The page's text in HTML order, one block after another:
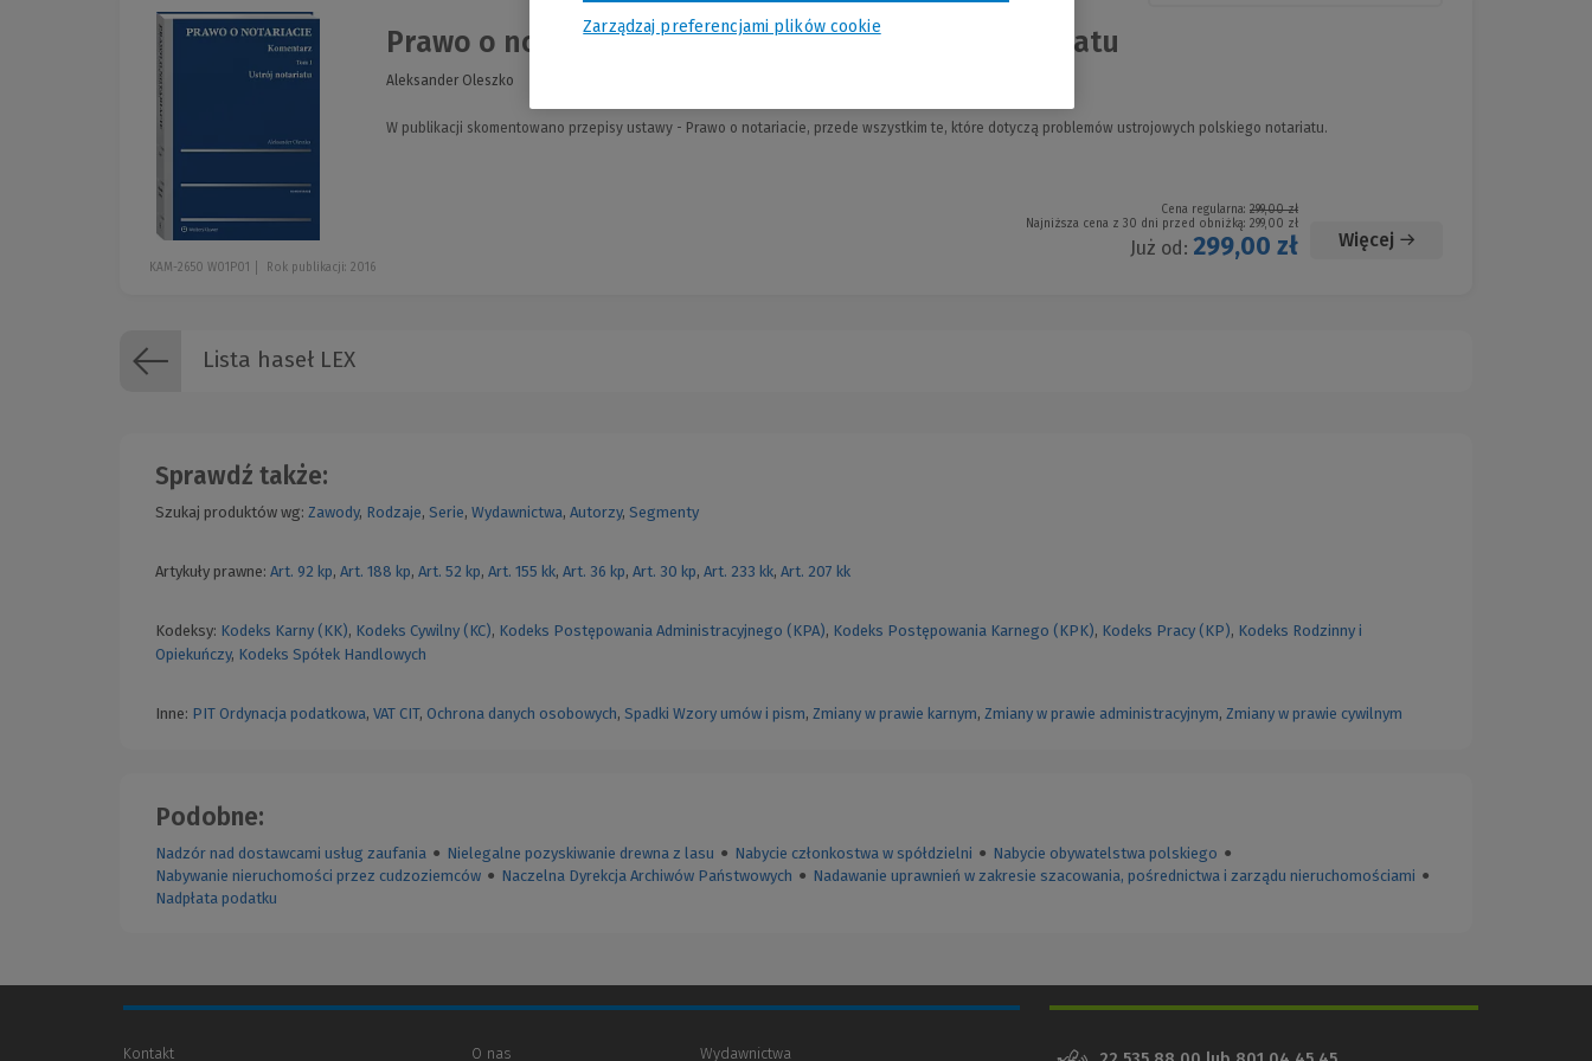
Prawo o notariacie. Komentarz. Tom I. Ustrój notariatu
Aleksander Oleszko
W publikacji skomentowano przepisy ustawy - Prawo o notariacie, przede wszystkim te, które dotyczą problemów ustrojowych polskiego notariatu.
Cena regularna: 299,00 zł
Najniższa cena z 30 dni przed obniżką: 299,00 zł
Już od: 299,00 zł Więcej
KAM-2650 W01P01 Rok publikacji: 2016
Lista haseł LEX
Sprawdź także:
Szukaj produktów wg: Zawody, Rodzaje, Serie, Wydawnictwa, Autorzy, Segmenty
Artykuły prawne: Art. 92 kp, Art. 188 kp, Art. 52 kp, Art. 155 kk, Art. 36 kp, Art. 30 kp, Art. 233 kk, Art. 207 kk
Kodeksy: Kodeks Karny (KK), Kodeks Cywilny (KC), Kodeks Postępowania Administracyjnego (KPA), Kodeks Postępowania Karnego (KPK), Kodeks Pracy (KP), Kodeks Rodzinny i
Opiekuńczy, Kodeks Spółek Handlowych
Inne: PIT Ordynacja podatkowa, VAT CIT, Ochrona danych osobowych, Spadki Wzory umów i pism, Zmiany w prawie karnym, Zmiany w prawie administracyjnym, Zmiany w prawie cywilnym
Podobne:
Nadzór nad dostawcami usług zaufania ● Nielegalne pozyskiwanie drewna z lasu ● Nabycie członkostwa w spółdzielni ● Nabycie obywatelstwa polskiego ●
Nabywanie nieruchomości przez cudzoziemców ● Naczelna Dyrekcja Archiwów Państwowych ● Nadawanie uprawnień w zakresie szacowania, pośrednictwa i zarządu nieruchomościami ●
Nadpłata podatku
Kontakt O nas Wydawnictwa
Zarządzaj preferencjami plików cookie